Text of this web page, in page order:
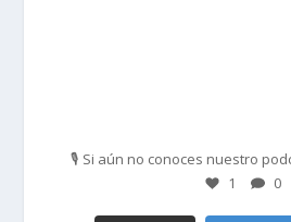
🎙️ Si aún no conoces nuestro
1 0